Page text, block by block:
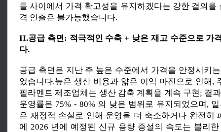
들 사이에서 가격 확고성을 유지하겠다는 강한 결의를
격 인출은 불가능했습니다.
II.공급 측면: 적극적인 수축 + 낮은 재고 수준으로 가
다.
공급 측면은 지난 주 높은 수준에서 가격을 안정시키
었습니다.높은 생산 비용과 얇은 이익 마진으로 인해,
필라멘트 제조업체는 생산 감축 계획을 계속 구현; 결
운영률은 75% - 80% 의 낮은 범위로 유지되었으며,
은 재정적 손실로 인해 운영을 더 축소하거나 완전히
에 2026 년에 예정된 신규 용량 증설의 속도는 불리